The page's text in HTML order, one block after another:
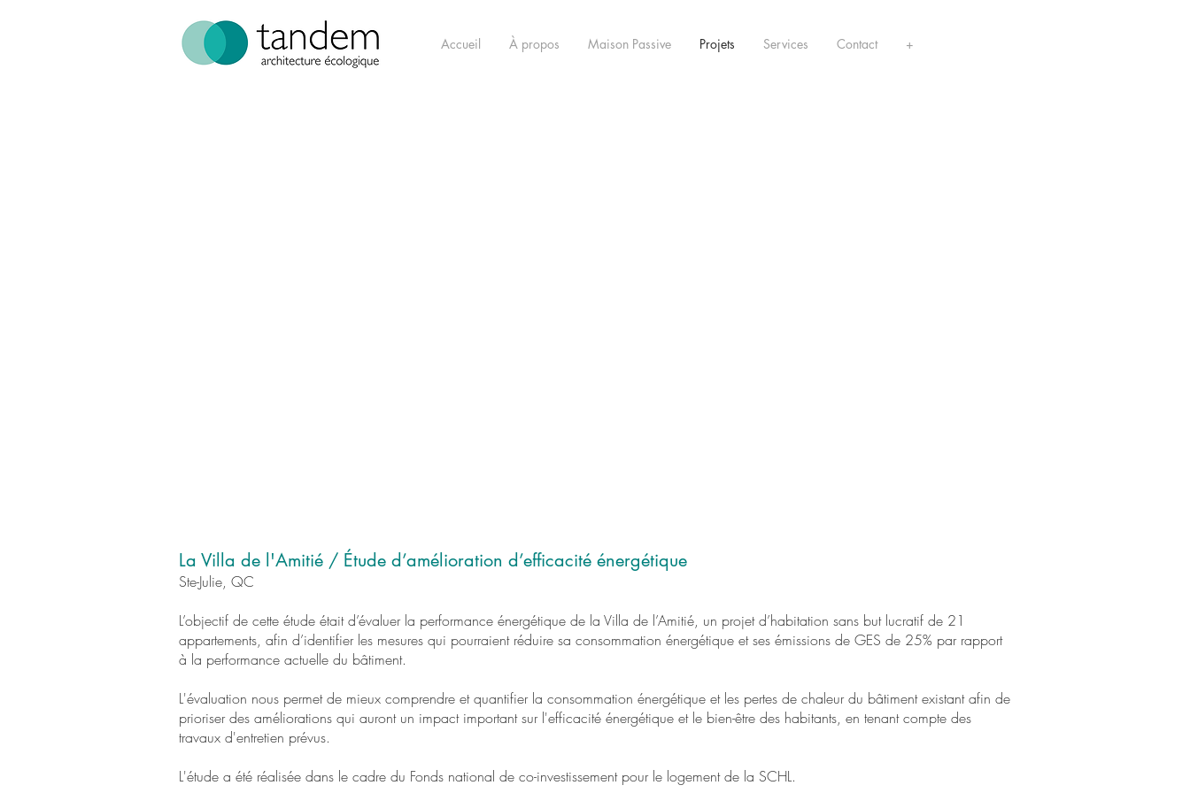
Accueil À propos Maison Passive Projets Services Contact +
La Villa de l'Amitié / Étude d’amélioration d’efficacité énergétique
Ste-Julie, QC
L’objectif de cette étude était d’évaluer la performance énergétique de la Villa de l’Amitié, un projet d’habitation sans but lucratif de 21
appartements, afin d’identifier les mesures qui pourraient réduire sa consommation énergétique et ses émissions de GES de 25% par rapport
à la performance actuelle du bâtiment.
L'évaluation nous permet de mieux comprendre et quantifier la consommation énergétique et les pertes de chaleur du bâtiment existant afin de
prioriser des améliorations qui auront un impact important sur l'efficacité énergétique et le bien-être des habitants, en tenant compte des
travaux d'entretien prévus.
L'étude a été réalisée dans le cadre du Fonds national de co-investissement pour le logement de la SCHL.